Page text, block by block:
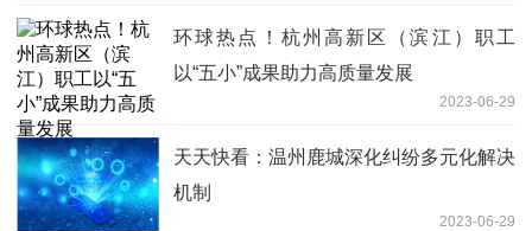
环球热点！杭州高新区（滨江）职工
以“五小”成果助力高质量发展
2023-06-29
天天快看：温州鹿城深化纠纷多元化解决
机制
2023-06-29